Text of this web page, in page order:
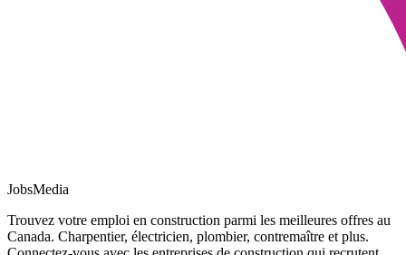
JobsMedia
Trouvez votre emploi en construction parmi les meilleures offres au
Canada. Charpentier, électricien, plombier, contremaître et plus.